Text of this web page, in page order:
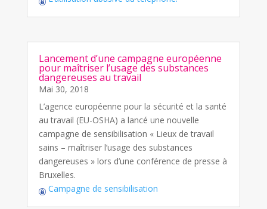
Lancement d’une campagne européenne
pour maîtriser l’usage des substances
dangereuses au travail
Mai 30, 2018
L’agence européenne pour la sécurité et la santé
au travail (EU-OSHA) a lancé une nouvelle
campagne de sensibilisation « Lieux de travail
sains – maîtriser l’usage des substances
dangereuses » lors d’une conférence de presse à
Bruxelles.
Campagne de sensibilisation